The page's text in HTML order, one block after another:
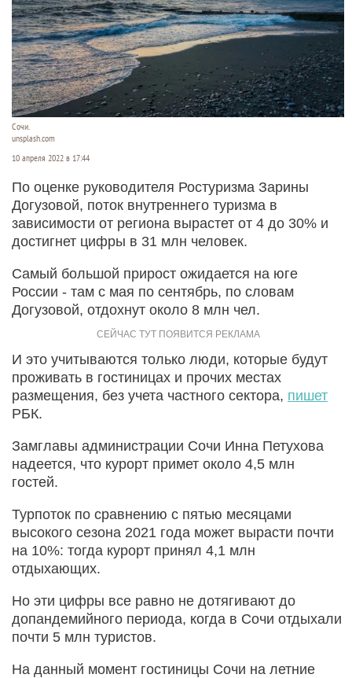
Сочи.
unsplash.com
10 апреля 2022 в 17:44
По оценке руководителя Ростуризма Зарины
Догузовой, поток внутреннего туризма в
зависимости от региона вырастет от 4 до 30% и
достигнет цифры в 31 млн человек.
Самый большой прирост ожидается на юге
России - там с мая по сентябрь, по словам
Догузовой, отдохнут около 8 млн чел.
И это учитываются только люди, которые будут
проживать в гостиницах и прочих местах
размещения, без учета частного сектора, пишет
РБК.
Замглавы администрации Сочи Инна Петухова
надеется, что курорт примет около 4,5 млн
гостей.
Турпоток по сравнению с пятью месяцами
высокого сезона 2021 года может вырасти почти
на 10%: тогда курорт принял 4,1 млн
отдыхающих.
Но эти цифры все равно не дотягивают до
допандемийного периода, когда в Сочи отдыхали
почти 5 млн туристов.
На данный момент гостиницы Сочи на летние